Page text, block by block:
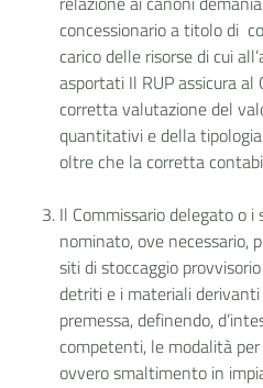
concessionario a titolo di
carico delle risorse di cui
asportati Il RUP assicura
corretta valutazione del
quantitativi e della
oltre che la corretta
Il Commissario delegato o
nominato, ove necessario,
siti di stoccaggio
detriti e i materiali
premessa, definendo,
competenti, le modalità
ovvero smaltimento in